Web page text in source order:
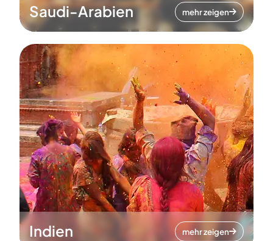
Saudi-Arabien mehr zeigen
Indien mehr zeigen